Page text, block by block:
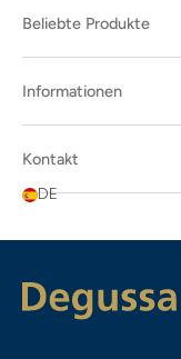
Beliebte Produkte
Informationen
Kontakt
DE